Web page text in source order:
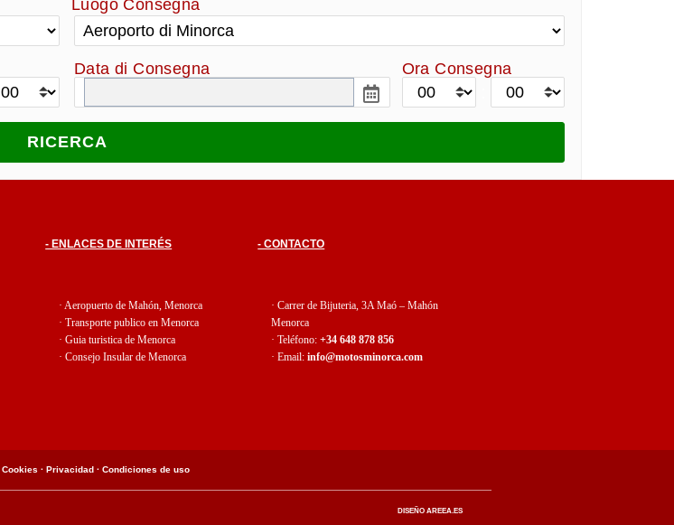
Luogo Consegna
Data di Consegna Ora Consegna
- ENLACES DE INTERÉS
· Aeropuerto de Mahón, Menorca
· Transporte publico en Menorca
· Guia turistica de Menorca
· Consejo Insular de Menorca
- CONTACTO
· Carrer de Bijuteria, 3A Maó – Mahón
Menorca
· Teléfono:+34 648 878 856
· Email:info@motosminorca.com
Cookies · Privacidad · Condiciones de uso
DISEÑO AREEA.ES